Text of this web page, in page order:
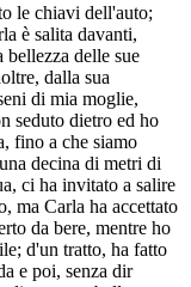
le chiavi dell'auto;
è salita davanti,
delle sue
dalla sua
di mia moglie,
seduto dietro ed ho
fino a che siamo
decina di metri di
ci ha invitato a salire
ma Carla ha accettato
da bere, mentre ho
d'un tratto, ha fatto
e poi, senza dir